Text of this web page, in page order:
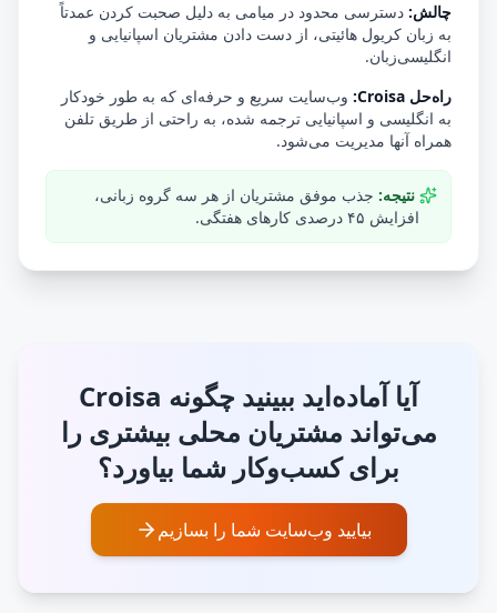
چالش: دسترسی محدود در میامی به دلیل صحبت کردن عمدتاً
به زبان کریول هائیتی، از دست دادن مشتریان اسپانیایی و
انگلیسی‌زبان.
راه‌حل Croisa:
وب‌سایت سریع و حرفه‌ای که به طور خودکار
به انگلیسی و اسپانیایی ترجمه شده، به راحتی از طریق تلفن
همراه آنها مدیریت می‌شود.
نتیجه: جذب موفق مشتریان از هر سه گروه زبانی،
افزایش ۴۵ درصدی کارهای هفتگی.
آیا آماده‌اید ببینید چگونه Croisa
می‌تواند مشتریان محلی بیشتری را
برای کسب‌وکار شما بیاورد؟
بیایید وب‌سایت شما را بسازیم